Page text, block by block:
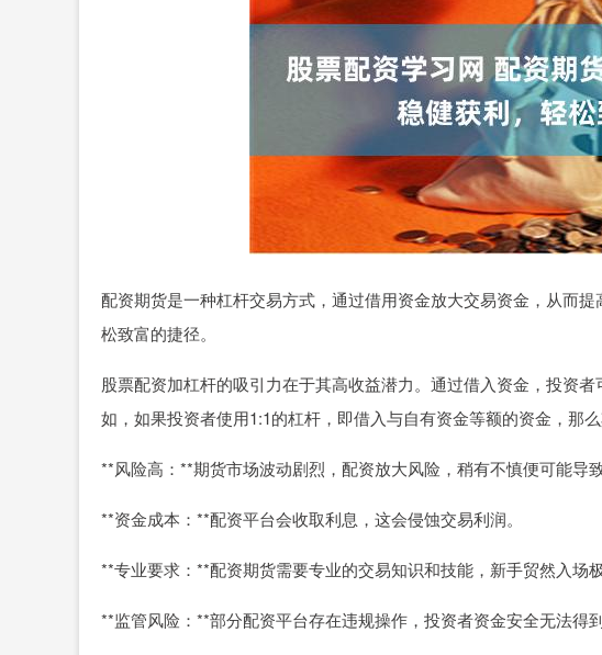
配资期货是一种杠杆交易方式，通过借用资金放大交易资金，从而
松致富的捷径。
股票配资加杠杆的吸引力在于其高收益潜力。通过借入资金，投资
如，如果投资者使用1:1的杠杆，即借入与自有资金等额的资金，那么
**风险高：**期货市场波动剧烈，配资放大风险，稍有不慎便可能导
**资金成本：**配资平台会收取利息，这会侵蚀交易利润。
**专业要求：**配资期货需要专业的交易知识和技能，新手贸然入场极
**监管风险：**部分配资平台存在违规操作，投资者资金安全无法得到